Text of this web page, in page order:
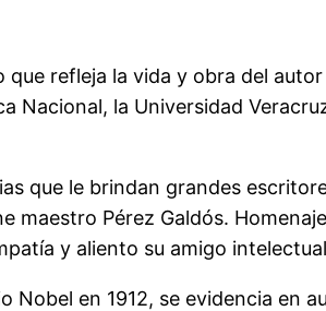
refleja la vida y obra del
Nacional, la Universidad
que le brindan grandes
maestro Pérez Galdós.
y aliento su amigo
Nobel en 1912, se evidencia en